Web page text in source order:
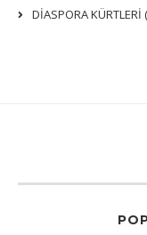
DİASPORA KÜRTLERİ